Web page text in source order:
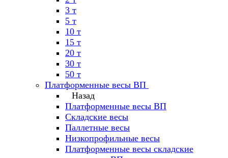
3 т
5 т
10 т
15 т
20 т
30 т
50 т
Платформенные весы ВП
Назад
Платформенные весы ВП
Складские весы
Паллетные весы
Низкопрофильные весы
Платформенные весы складские